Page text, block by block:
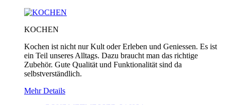
KOCHEN
Kochen ist nicht nur Kult oder Erleben und Geniessen. Es ist
ein Teil unseres Alltags. Dazu braucht man das richtige
Zubehör. Gute Qualität und Funktionalität sind da
selbstverständlich.
Mehr Details